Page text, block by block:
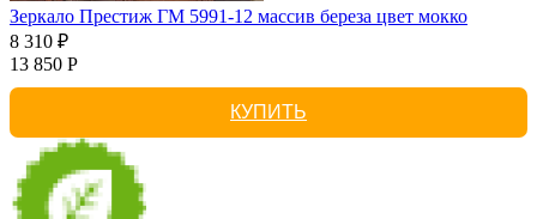
Зеркало Престиж ГМ 5991-12 массив береза цвет мокко
8 310 ₽
13 850 Р
КУПИТЬ